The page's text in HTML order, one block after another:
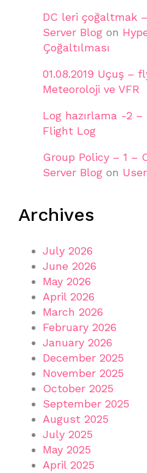
DC leri çoğaltmak
Server Blog on
Çoğaltılması
01.08.2019 Uçuş –
Meteoroloji ve VFR
Log hazırlama -2
Flight Log
Group Policy – 1 –
Server Blog on
Archives
July 2026
June 2026
May 2026
April 2026
March 2026
February 2026
January 2026
December 2025
November 2025
October 2025
September 2025
August 2025
July 2025
May 2025
April 2025